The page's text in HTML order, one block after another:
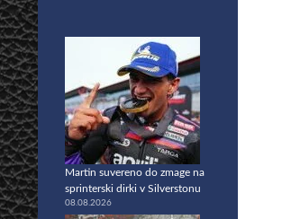
Martin suvereno do zmage na
sprinterski dirki v Silverstonu
08.08.2026